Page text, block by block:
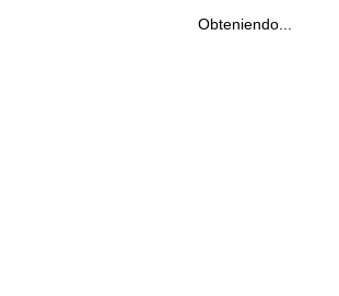
Obteniendo...